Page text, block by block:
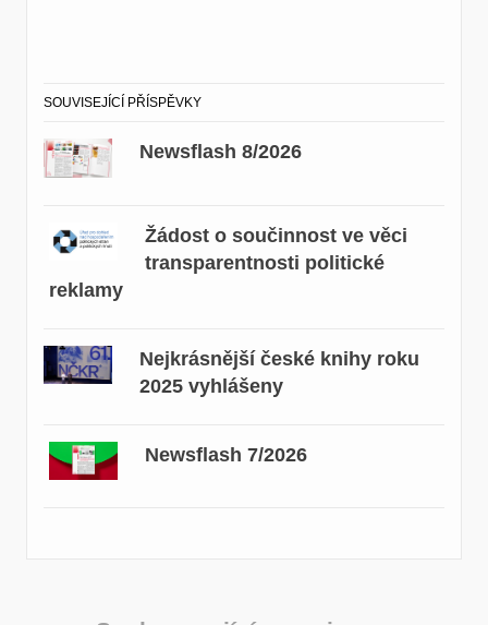
SOUVISEJÍCÍ PŘÍSPĚVKY
Newsflash 8/2026
Žádost o součinnost ve věci
transparentnosti politické
reklamy
Nejkrásnější české knihy roku
2025 vyhlášeny
Newsflash 7/2026